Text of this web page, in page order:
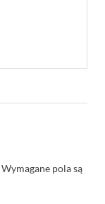
Wymagane pola są